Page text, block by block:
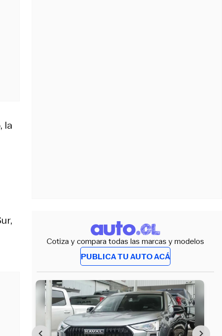
la
Cotiza y compara todas las marcas y modelos
PUBLICA TU AUTO ACÁ